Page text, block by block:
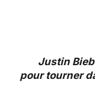
Justin
pour tourner